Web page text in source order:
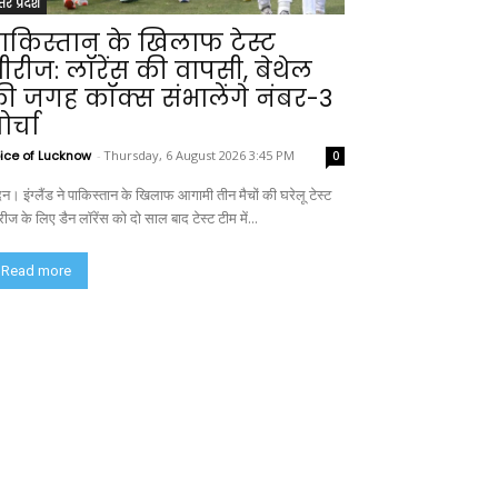
प्रदेश
के खिलाफ टेस्ट
लॉरेंस की वापसी, बेथेल
जगह कॉक्स संभालेंगे नंबर-3
of Lucknow - Thursday, 6 August 2026 3:45 PM 0
इंग्लैंड ने पाकिस्तान के खिलाफ आगामी तीन मैचों की घरेलू टेस्ट
के लिए डैन लॉरेंस को दो साल बाद टेस्ट टीम में...
Read more